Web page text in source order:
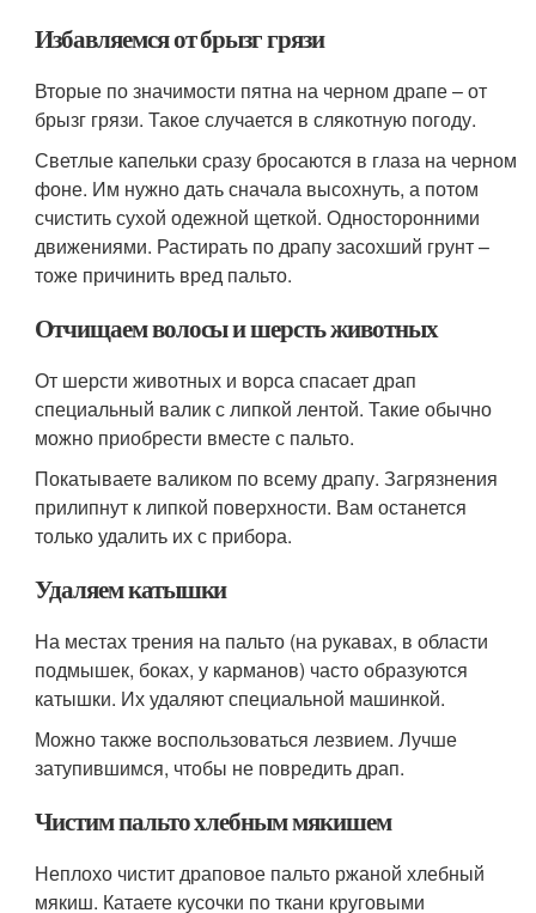
Избавляемся от брызг грязи
Вторые по значимости пятна на черном драпе – от
брызг грязи. Такое случается в слякотную погоду.
Светлые капельки сразу бросаются в глаза на черном
фоне. Им нужно дать сначала высохнуть, а потом
счистить сухой одежной щеткой. Односторонними
движениями. Растирать по драпу засохший грунт –
тоже причинить вред пальто.
Отчищаем волосы и шерсть животных
От шерсти животных и ворса спасает драп
специальный валик с липкой лентой. Такие обычно
можно приобрести вместе с пальто.
Покатываете валиком по всему драпу. Загрязнения
прилипнут к липкой поверхности. Вам останется
только удалить их с прибора.
Удаляем катышки
На местах трения на пальто (на рукавах, в области
подмышек, боках, у карманов) часто образуются
катышки. Их удаляют специальной машинкой.
Можно также воспользоваться лезвием. Лучше
затупившимся, чтобы не повредить драп.
Чистим пальто хлебным мякишем
Неплохо чистит драповое пальто ржаной хлебный
мякиш. Катаете кусочки по ткани круговыми